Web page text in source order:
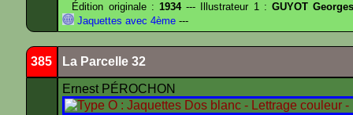
Édition originale : 1934--- Illustrateur 1 : GUYOT
Jaquettes avec 4ème ---
385 La Parcelle 32
Ernest PÉROCHON